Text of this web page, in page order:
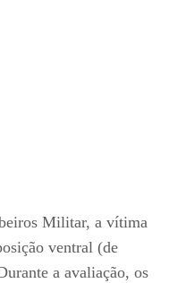
Militar, a vítima
ventral (de
a avaliação, os